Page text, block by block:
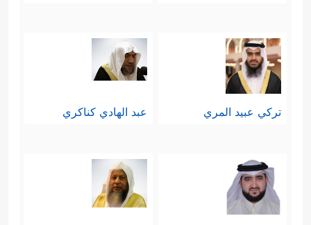
تركي عبيد المري عبد الهادي كناكري